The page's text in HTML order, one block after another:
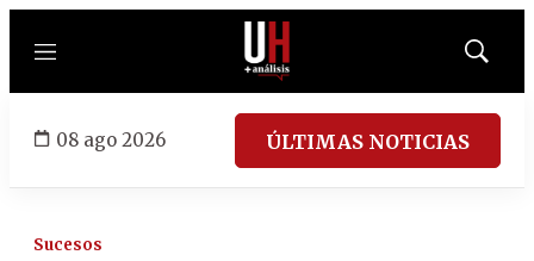
Menú
Mostrar
08 ago 2026 ÚLTIMAS NOTICIAS
Sucesos